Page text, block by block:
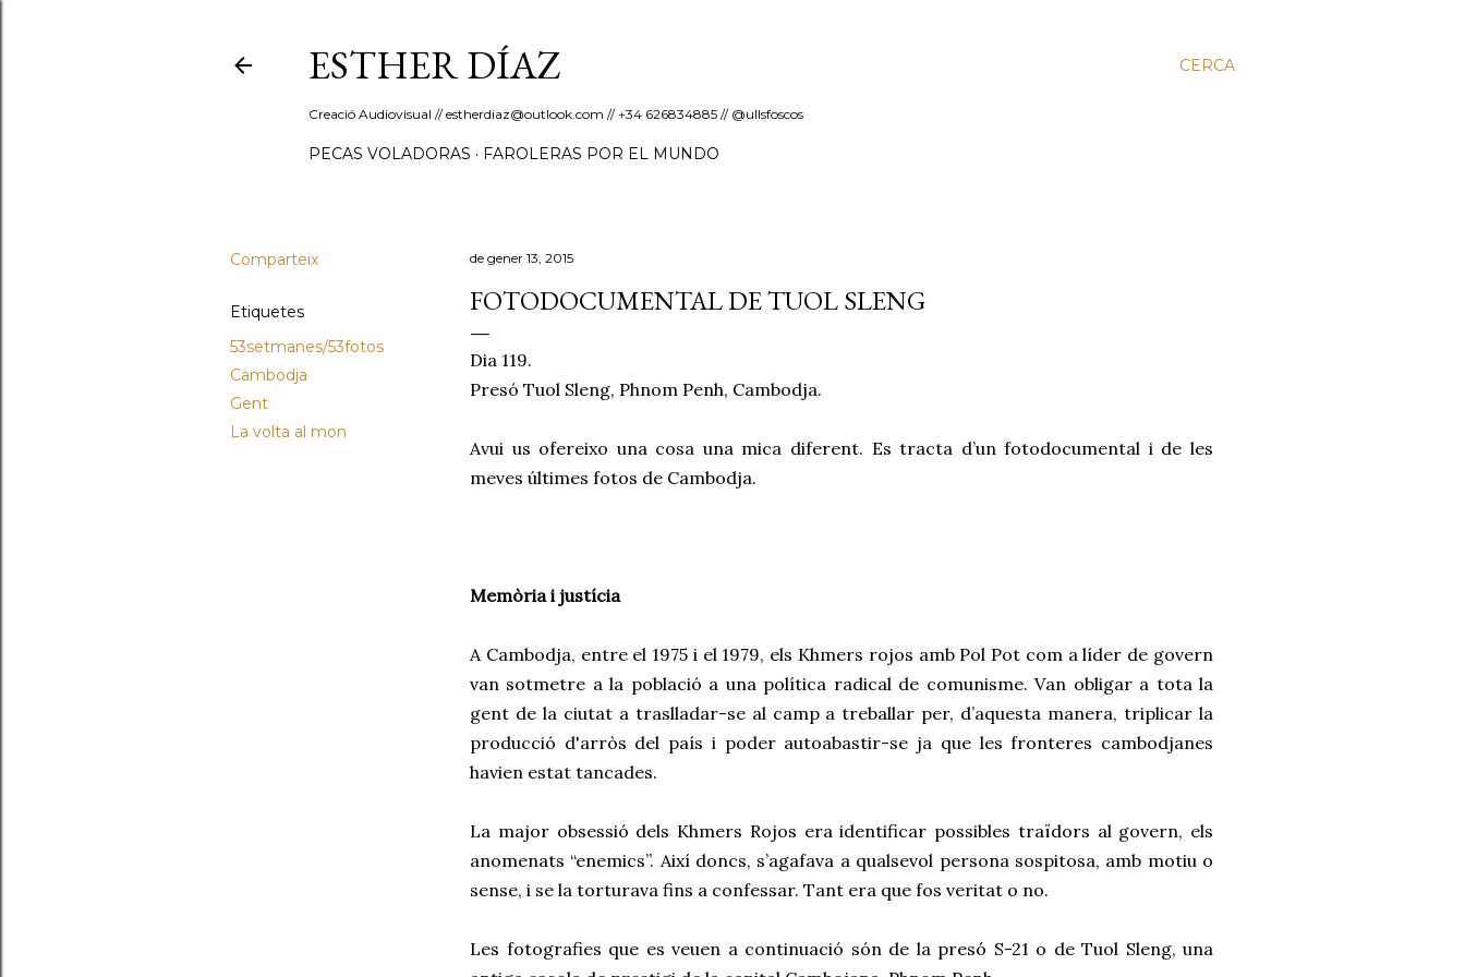
CERCA
ESTHER DÍAZ
Creació Audiovisual // estherdiaz@outlook.com // +34 626834885 // @ullsfoscos
PECAS VOLADORAS FAROLERAS POR EL MUNDO
Comparteix
Etiquetes
53setmanes/53fotos
Cambodja
Gent
La volta al mon
de gener 13, 2015
FOTODOCUMENTAL DE TUOL SLENG
Dia 119.
Presó Tuol Sleng, Phnom Penh, Cambodja.
Avui us ofereixo una cosa una mica diferent. Es tracta d’un fotodocumental i de les
meves últimes fotos de Cambodja.
Memòria i justícia
A Cambodja, entre el 1975 i el 1979, els Khmers rojos amb Pol Pot com a líder de govern
van sotmetre a la població a una política radical de comunisme. Van obligar a tota la
gent de la ciutat a traslladar-se al camp a treballar per, d’aquesta manera, triplicar la
producció d'arròs del país i poder autoabastir-se ja que les fronteres cambodjanes
havien estat tancades.
La major obsessió dels Khmers Rojos era identificar possibles traïdors al govern, els
anomenats “enemics”. Així doncs, s’agafava a qualsevol persona sospitosa, amb motiu o
sense, i se la torturava fins a confessar. Tant era que fos veritat o no.
Les fotografies que es veuen a continuació són de la presó S-21 o de Tuol Sleng, una